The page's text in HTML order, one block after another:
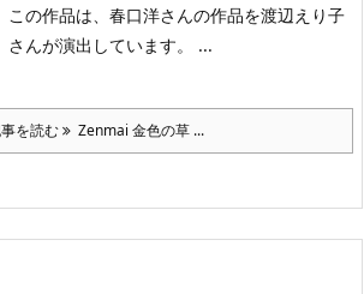
この作品は、春口洋さんの作品を渡辺えり子
さんが演出しています。 ...
を読む Zenmai 金色の草 ...